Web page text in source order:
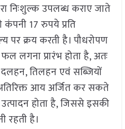
निःशुल्क उपलब्ध कराए जाते
17 रुपये प्रति
पर क्रय करती है। पौधरोपण
लगना प्रारंभ होता है, अतः
दलहन, तिलहन एवं सब्जियों
आय अर्जित कर सकते
होता है, जिससे इसकी
रहती है।